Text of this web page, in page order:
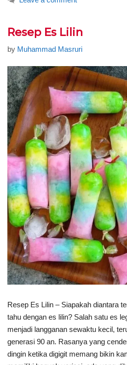
Resep Es Lilin
by Muhammad Masruri
Resep Es Lilin – Siapakah diantara
tahu dengan es lilin? Salah satu es
menjadi langganan sewaktu kecil,
generasi 90 an. Rasanya yang
dingin ketika digigit memang bikin